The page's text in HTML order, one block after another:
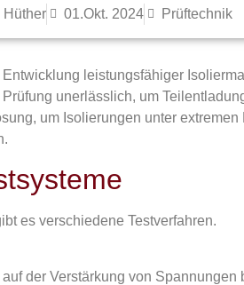
Hüther 01.Okt. 2024 Prüftechnik
leistungsfähiger
unerlässlich, um
um Isolierungen unter
es verschiedene Testverfahren.
der Verstärkung von